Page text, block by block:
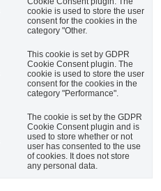
cookie is used to store the user
consent for the cookies in the
category "Other.
This cookie is set by GDPR
Cookie Consent plugin. The
cookie is used to store the user
consent for the cookies in the
category "Performance".
The cookie is set by the GDPR
Cookie Consent plugin and is
used to store whether or not
user has consented to the use
of cookies. It does not store
any personal data.